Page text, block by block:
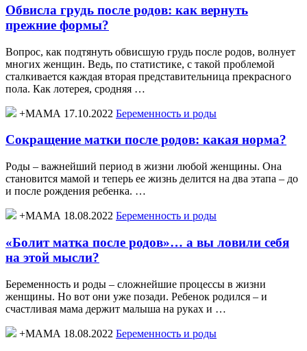
Обвисла грудь после родов: как вернуть
прежние формы?
Вопрос, как подтянуть обвисшую грудь после родов, волнует
многих женщин. Ведь, по статистике, с такой проблемой
сталкивается каждая вторая представительница прекрасного
пола. Как лотерея, сродняя …
+МАМА 17.10.2022 Беременность и роды
Сокращение матки после родов: какая норма?
Роды – важнейший период в жизни любой женщины. Она
становится мамой и теперь ее жизнь делится на два этапа – до
и после рождения ребенка. …
+МАМА 18.08.2022 Беременность и роды
«Болит матка после родов»… а вы ловили себя
на этой мысли?
Беременность и роды – сложнейшие процессы в жизни
женщины. Но вот они уже позади. Ребенок родился – и
счастливая мама держит малыша на руках и …
+МАМА 18.08.2022 Беременность и роды